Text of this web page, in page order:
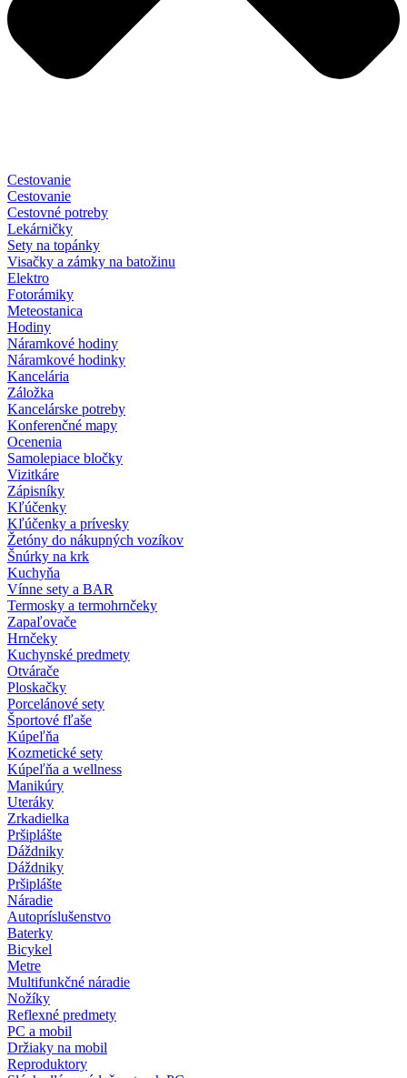
Cestovanie
Cestovanie
Cestovné potreby
Lekárničky
Sety na topánky
Visačky a zámky na batožinu
Elektro
Fotorámiky
Meteostanica
Hodiny
Náramkové hodiny
Náramkové hodinky
Kancelária
Záložka
Kancelárske potreby
Konferenčné mapy
Ocenenia
Samolepiace bločky
Vizitkáre
Zápisníky
Kľúčenky
Kľúčenky a prívesky
Žetóny do nákupných vozíkov
Šnúrky na krk
Kuchyňa
Vínne sety a BAR
Termosky a termohrnčeky
Zapaľovače
Hrnčeky
Kuchynské predmety
Otvárače
Ploskačky
Porcelánové sety
Športové fľaše
Kúpeľňa
Kozmetické sety
Kúpeľňa a wellness
Manikúry
Uteráky
Zrkadielka
Pršiplášte
Dáždniky
Dáždniky
Pršiplášte
Náradie
Autopríslušenstvo
Baterky
Bicykel
Metre
Multifunkčné náradie
Nožíky
Reflexné predmety
PC a mobil
Držiaky na mobil
Reproduktory